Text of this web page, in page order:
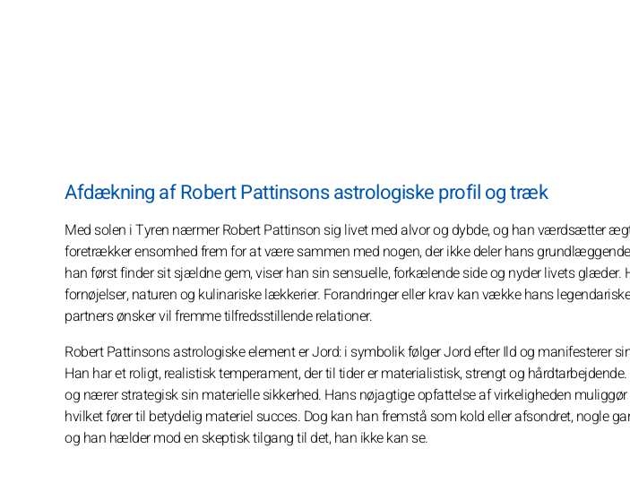
Afdækning af Robert Pattinsons astrologiske profil og træk
Med solen i Tyren nærmer Robert Pattinson sig livet med alvor og dybde, og han værdsætter
foretrækker ensomhed frem for at være sammen med nogen, der ikke deler hans
han først finder sit sjældne gem, viser han sin sensuelle, forkælende side og nyder livets glæder.
fornøjelser, naturen og kulinariske lækkerier. Forandringer eller krav kan vække hans
partners ønsker vil fremme tilfredsstillende relationer.
Robert Pattinsons astrologiske element er Jord: i symbolik følger Jord efter Ild og manifesterer
Han har et roligt, realistisk temperament, der til tider er materialistisk, strengt og
og nærer strategisk sin materielle sikkerhed. Hans nøjagtige opfattelse af virkeligheden
hvilket fører til betydelig materiel succes. Dog kan han fremstå som kold eller afsondret, nogle
og han hælder mod en skeptisk tilgang til det, han ikke kan se.